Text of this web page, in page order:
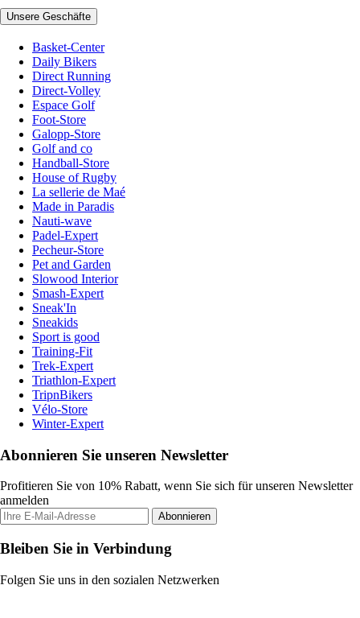
Unsere Geschäfte
Basket-Center
Daily Bikers
Direct Running
Direct-Volley
Espace Golf
Foot-Store
Galopp-Store
Golf and co
Handball-Store
House of Rugby
La sellerie de Maé
Made in Paradis
Nauti-wave
Padel-Expert
Pecheur-Store
Pet and Garden
Slowood Interior
Smash-Expert
Sneak'In
Sneakids
Sport is good
Training-Fit
Trek-Expert
Triathlon-Expert
TripnBikers
Vélo-Store
Winter-Expert
Abonnieren Sie unseren Newsletter
Profitieren Sie von 10% Rabatt, wenn Sie sich für unseren Newsletter
anmelden
Abonnieren
Bleiben Sie in Verbindung
Folgen Sie uns in den sozialen Netzwerken